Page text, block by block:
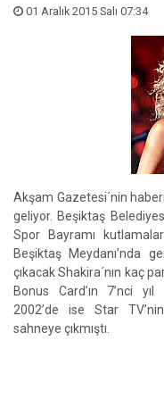
01 Aralık 2015 Salı 07:34
Akşam Gazetesi´nin
geliyor. Beşiktaş
Spor Bayramı
Beşiktaş Meydanı’nda
çıkacak Shakira´nın kaç
Bonus Card’ın 7’nci
2002’de ise Star
sahneye çıkmıştı.